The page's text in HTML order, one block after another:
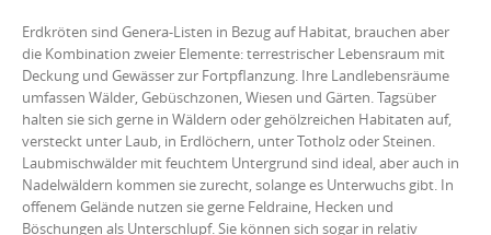
Erdkröten sind Genera-Listen in Bezug auf Habitat, brauchen aber
die Kombination zweier Elemente: terrestrischer Lebensraum mit
Deckung und Gewässer zur Fortpflanzung. Ihre Landlebensräume
umfassen Wälder, Gebüschzonen, Wiesen und Gärten. Tagsüber
halten sie sich gerne in Wäldern oder gehölzreichen Habitaten auf,
versteckt unter Laub, in Erdlöchern, unter Totholz oder Steinen.
Laubmischwälder mit feuchtem Untergrund sind ideal, aber auch in
Nadelwäldern kommen sie zurecht, solange es Unterwuchs gibt. In
offenem Gelände nutzen sie gerne Feldraine, Hecken und
Böschungen als Unterschlupf. Sie können sich sogar in relativ